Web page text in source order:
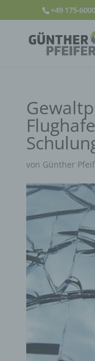
+49 175-
von Günther